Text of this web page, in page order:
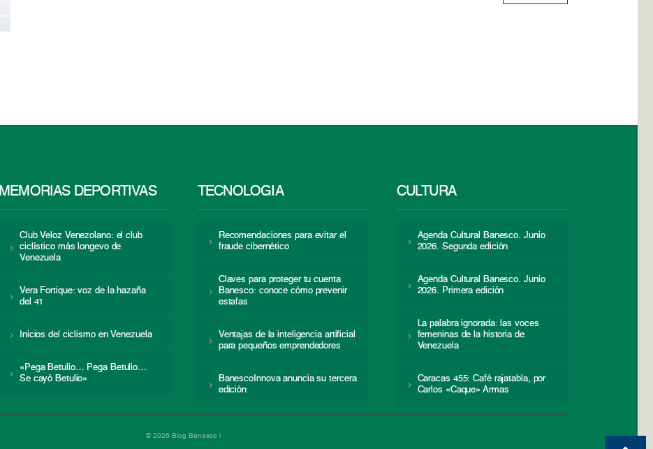
MEMORIAS DEPORTIVAS
Club Veloz Venezolano: el club
ciclístico más longevo de
Venezuela
Vera Fortique: voz de la hazaña
del 41
Inicios del ciclismo en Venezuela
«Pega Betulio… Pega Betulio…
Se cayó Betulio»
TECNOLOGÍA
Recomendaciones para evitar el
fraude cibernético
Claves para proteger tu cuenta
Banesco: conoce cómo prevenir
estafas
Ventajas de la inteligencia artificial
para pequeños emprendedores
BanescoInnova anuncia su tercera
edición
CULTURA
Agenda Cultural Banesco. Junio
2026. Segunda edición
Agenda Cultural Banesco. Junio
2026. Primera edición
La palabra ignorada: las voces
femeninas de la historia de
Venezuela
Caracas 455: Café rajatabla, por
Carlos «Caque» Armas
© 2026 Blog Banesco |